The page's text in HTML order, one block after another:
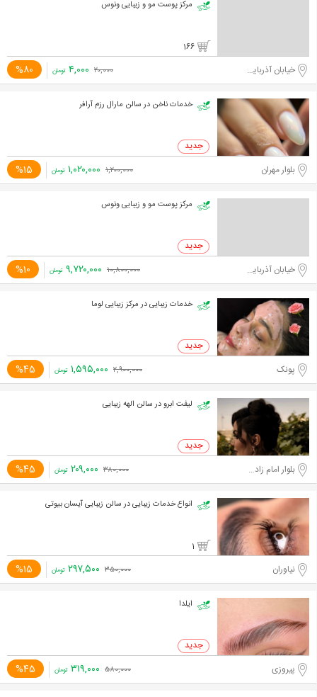
مرکز پوست مو و زیبایی ونوس
166
خیابان آذربایجان %80 ۲۰,۰۰۰ ۴,۰۰۰ تومان
خدمات ناخن در سالن مارال رزم آرافر
بلوار مهران %15 ۱,۲۰۰,۰۰۰ ۱,۰۲۰,۰۰۰ تومان
مرکز پوست مو و زیبایی ونوس
خیابان آذربایجان %10 ۱۰,۸۰۰,۰۰۰ ۹,۷۲۰,۰۰۰ تومان
خدمات زیبایی در مرکز زیبایی لوما
پونک %45 ۲,۹۰۰,۰۰۰ ۱,۵۹۵,۰۰۰ تومان
لیفت ابرو در سالن الهه زیبایی
بلوار امام زاده حسن %45 ۳۸۰,۰۰۰ ۲۰۹,۰۰۰ تومان
انواع خدمات زیبایی در سالن زیبایی آیسان بیوتی
1
نیاوران %15 ۳۵۰,۰۰۰ ۲۹۷,۵۰۰ تومان
ایلدا
پیروزی %45 ۵۸۰,۰۰۰ ۳۱۹,۰۰۰ تومان